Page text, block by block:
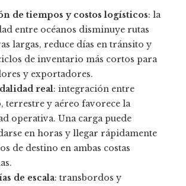
de tiempos y costos logísticos: la
entre océanos disminuye rutas
largas, reduce días en tránsito y
de inventario más cortos para
y exportadores.
real: integración entre
terrestre y aéreo favorece la
operativa. Una carga puede
en horas y llegar rápidamente
de destino en ambas costas
de escala: transbordos y